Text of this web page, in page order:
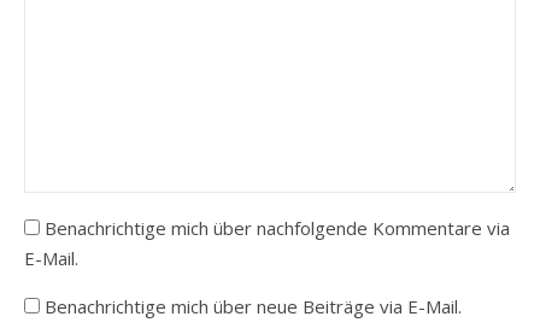
Benachrichtige mich über nachfolgende Kommentare via
E-Mail.
Benachrichtige mich über neue Beiträge via E-Mail.